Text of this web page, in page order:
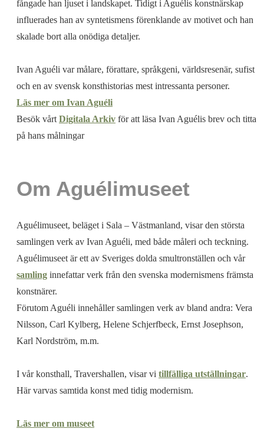
fångade han ljuset i landskapet. Tidigt i Aguélis konstnärskap
influerades han av syntetismens förenklande av motivet och han
skalade bort alla onödiga detaljer.
Ivan Aguéli var målare, förattare, språkgeni, världsresenär, sufist
och en av svensk konsthistorias mest intressanta personer.
Läs mer om Ivan Aguéli
Besök vårt Digitala Arkiv för att läsa Ivan Aguélis brev och titta
på hans målningar
Om Aguélimuseet
Aguélimuseet, beläget i Sala – Västmanland, visar den största
samlingen verk av Ivan Aguéli, med både måleri och teckning.
Aguélimuseet är ett av Sveriges dolda smultronställen och vår
samling innefattar verk från den svenska modernismens främsta
konstnärer.
Förutom Aguéli innehåller samlingen verk av bland andra: Vera
Nilsson, Carl Kylberg, Helene Schjerfbeck, Ernst Josephson,
Karl Nordström, m.m.
I vår konsthall, Travershallen, visar vi tillfälliga utställningar.
Här varvas samtida konst med tidig modernism.
Läs mer om museet